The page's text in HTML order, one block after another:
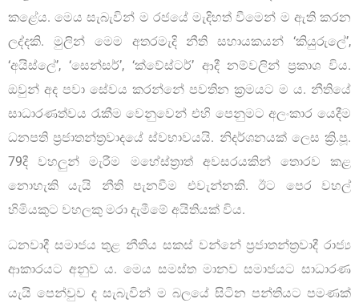
කළේය. මෙය සැබැවින් ම රජයේ මැදිහත් වීමෙන් ම ඇති කරන
ලද්දකි. මුලින් මෙම අතරමැදි නීති සහායකයන් ‘කියුරුලේ’,
‘අයිස්ලේ’, ‘සෙන්සර්’, ‘ක්වේස්ටර්’ ආදී නම්වලින් ප්‍රකාශ විය.
ඔවුන් අද පවා සේවය කරන්නේ පවතින ක්‍රමයට ම ය. නීතියේ
සාධාරණත්වය රැකීම වෙනුවෙන් එහි පෙනුමට අලංකාර යෙදීම
ධනපති ප්‍රජාතන්ත්‍රවාදයේ ස්වභාවයයි. නිදර්ශනයක් ලෙස ක්‍රි.පූ.
79දී වහලුන් මැරීම මහේස්ත්‍රාත් අවසරයකින් තොරව කළ
නොහැකි යැයි නීති පැනවීම එවැන්නකි. ඊට පෙර වහල්
හිමියකුට වහලකු මරා දැමීමේ අයිතියක් විය.
ධනවාදී සමාජය තුළ නීතිය සකස් වන්නේ ප්‍රජාතන්ත්‍රවාදී රාජ්‍ය
ආකාරයට අනුව ය. මෙය සමස්ත මානව සමාජයට සාධාරණ
යැයි පෙන්වුව ද සැබැවින් ම බලයේ සිටින පන්තියට පමණක්